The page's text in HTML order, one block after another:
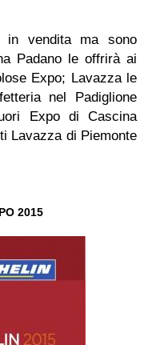
in vendita ma sono
Padano le offrirà ai
Expo; Lavazza le
nel Padiglione
Expo di Cascina
Lavazza di Piemonte
2015